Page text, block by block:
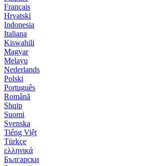
Français
Hrvatski
Indonesia
Italiana
Kiswahili
Magyar
Melayu
Nederlands
Polski
Português
Română
Shqip
Suomi
Svenska
Tiếng Việt
Türkçe
ελληνικά
Български